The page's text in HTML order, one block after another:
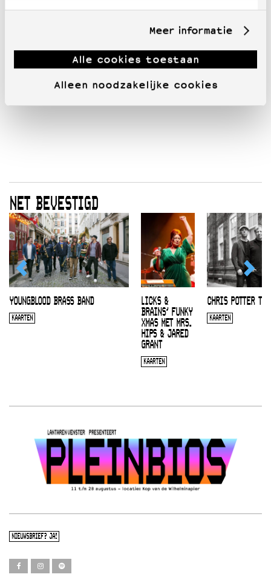
Meer informatie
Alle cookies toestaan
Alleen noodzakelijke cookies
NET BEVESTIGD
YOUNGBLOOD BRASS BAND
KAARTEN
LICKS &
BRAINS’ FUNKY
XMAS MET MRS.
HIPS & JARED
GRANT
KAARTEN
CHRIS POTTER
KAARTEN
NIEUWSBRIEF? JA!